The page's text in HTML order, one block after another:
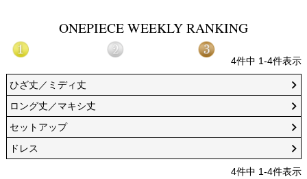
ONEPIECE WEEKLY RANKING
4件中 1-4件表示
ひざ丈／ミディ丈
ロング丈／マキシ丈
セットアップ
ドレス
4件中 1-4件表示